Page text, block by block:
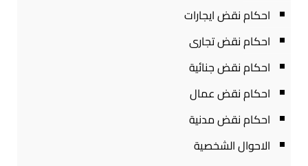
احكام نقض ايجارات
احكام نقض تجارى
احكام نقض جنائية
احكام نقض عمال
احكام نقض مدنية
الاحوال الشخصية